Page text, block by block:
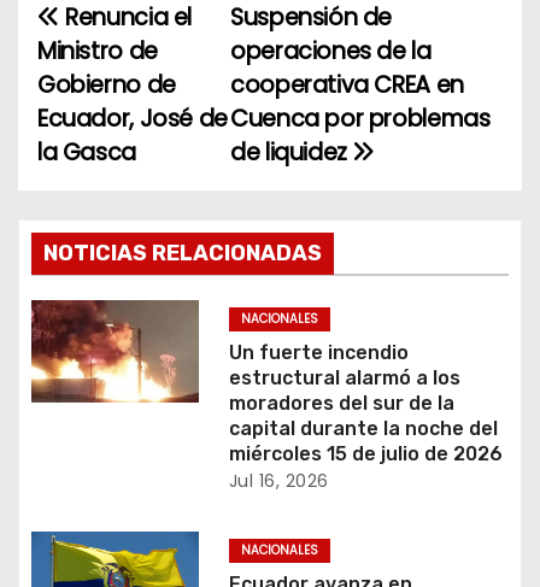
N
a
v
g
a
c
i
d
Suspensión de
operaciones de la
cooperativa CREA en
Cuenca por problemas
de liquidez
Renuncia el
Ministro de
Gobierno de
Ecuador, José de
la Gasca
NOTICIAS RELACIONADAS
NACIONALES
Un fuerte incendio
estructural alarmó a los
moradores del sur de la
capital durante la noche del
miércoles 15 de julio de 2026
Jul 16, 2026
NACIONALES